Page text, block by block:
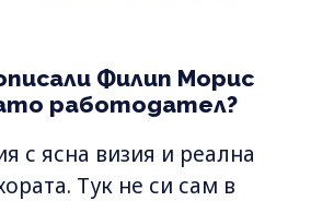
Филип Морис
работодател?
с ясна визия и реална
Тук не си сам в